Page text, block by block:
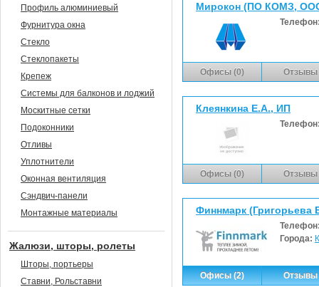
Мирокон (ПО КОМЗ,
Офисы (0) Отзывы
Клеянкина Е.А., ИП
Офисы (0) Отзывы
Финнмарк (Григорьева
Города:
Офисы (2) Отзывы
Профиль алюминиевый
Фурнитура окна
Стекло
Стеклопакеты
Крепеж
Системы для балконов и лоджий
Москитные сетки
Подоконники
Отливы
Уплотнители
Оконная вентиляция
Сэндвич-панели
Монтажные материалы
Жалюзи, шторы, ролеты
Шторы, портьеры
Ставни, Рольставни